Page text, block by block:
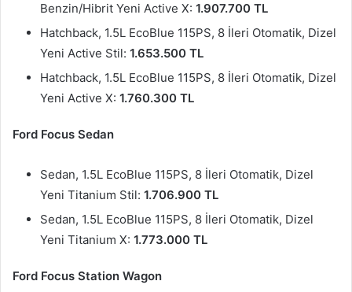
Benzin/Hibrit Yeni Active X: 1.907.700 TL
Hatchback, 1.5L EcoBlue 115PS, 8 İleri Otomatik, Dizel
Yeni Active Stil: 1.653.500 TL
Hatchback, 1.5L EcoBlue 115PS, 8 İleri Otomatik, Dizel
Yeni Active X: 1.760.300 TL
Ford Focus Sedan
Sedan, 1.5L EcoBlue 115PS, 8 İleri Otomatik, Dizel
Yeni Titanium Stil: 1.706.900 TL
Sedan, 1.5L EcoBlue 115PS, 8 İleri Otomatik, Dizel
Yeni Titanium X: 1.773.000 TL
Ford Focus Station Wagon